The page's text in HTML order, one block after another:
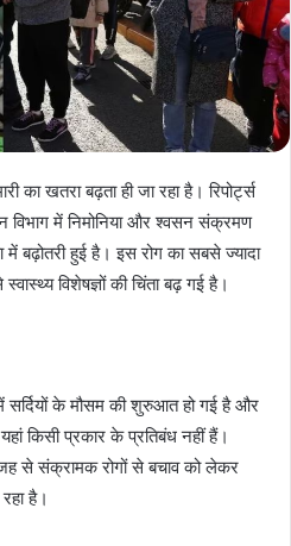
का खतरा बढ़ता ही जा रहा है। रिपोर्ट्स
विभाग में निमोनिया और श्वसन संक्रमण
बढ़ोतरी हुई है। इस रोग का सबसे ज्यादा
विशेषज्ञों की चिंता बढ़ गई है।
में सर्दियों के मौसम की शुरुआत हो गई है और
किसी प्रकार के प्रतिबंध नहीं हैं।
से संक्रामक रोगों से बचाव को लेकर
है।